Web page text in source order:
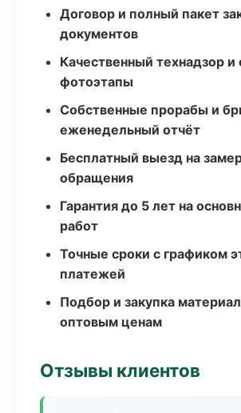
Договор и полный пакет
документов
Качественный технадзор
фотоэтапы
Собственные прорабы и
еженедельный отчёт
Бесплатный выезд на
обращения
Гарантия до 5 лет на
работ
Точные сроки с графиком
платежей
Подбор и закупка
оптовым ценам
Отзывы клиентов